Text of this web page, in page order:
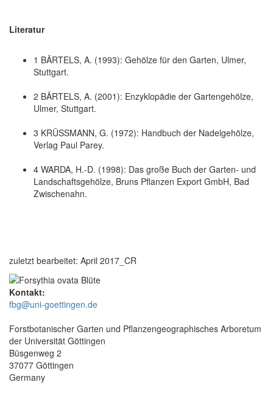
Literatur
1 BÄRTELS, A. (1993): Gehölze für den Garten, Ulmer,
Stuttgart.
2 BÄRTELS, A. (2001): Enzyklopädie der Gartengehölze,
Ulmer, Stuttgart.
3 KRÜSSMANN, G. (1972): Handbuch der Nadelgehölze,
Verlag Paul Parey.
4 WARDA, H.-D. (1998): Das große Buch der Garten- und
Landschaftsgehölze, Bruns Pflanzen Export GmbH, Bad
Zwischenahn.
zuletzt bearbeitet: April 2017_CR
Kontakt:
fbg@uni-goettingen.de
Forstbotanischer Garten und Pflanzengeographisches Arboretum
der Universität Göttingen
Büsgenweg 2
37077 Göttingen
Germany